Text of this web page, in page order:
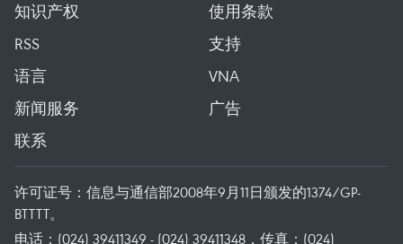
知识产权
使用条款
RSS
支持
语言
VNA
新闻服务
广告
联系
许可证号：信息与通信部2008年9月11日颁发的1374/GP-
BTTTT。
电话：(024) 39411349 - (024) 39411348，传真：(024)